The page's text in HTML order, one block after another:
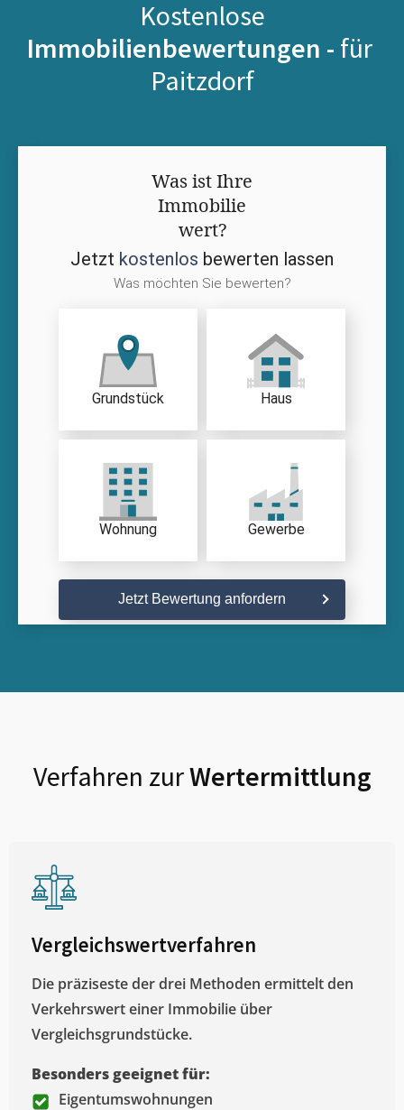
Kostenlose
Immobilienbewertungen - für
Paitzdorf
Was ist Ihre
Immobilie
wert?
Jetzt kostenlos bewerten lassen
Was möchten Sie bewerten?
Grundstück Haus
Wohnung Gewerbe
Jetzt Bewertung anfordern
Verfahren zurWertermittlung
Vergleichswertverfahren
Die präziseste der drei Methoden ermittelt den
Verkehrswert einer Immobilie über
Vergleichsgrundstücke.
Besonders geeignet für:
Eigentumswohnungen